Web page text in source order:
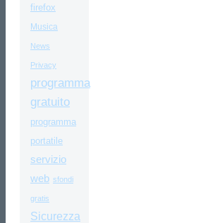
firefox
Musica
News
Privacy
programma
gratuito
programma
portatile
servizio
web sfondi
gratis
Sicurezza